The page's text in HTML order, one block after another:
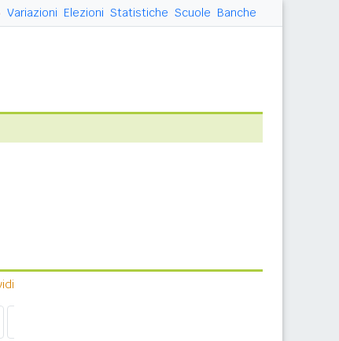
Variazioni Elezioni Statistiche Scuole Banche